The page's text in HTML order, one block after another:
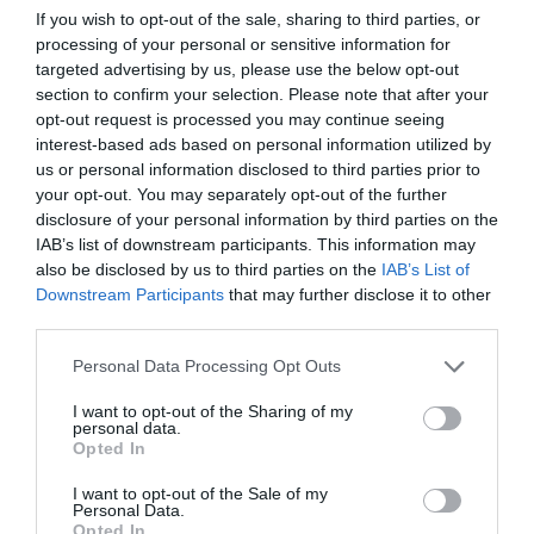
If you wish to opt-out of the sale, sharing to third parties, or
processing of your personal or sensitive information for
targeted advertising by us, please use the below opt-out
section to confirm your selection. Please note that after your
opt-out request is processed you may continue seeing
interest-based ads based on personal information utilized by
us or personal information disclosed to third parties prior to
your opt-out. You may separately opt-out of the further
disclosure of your personal information by third parties on the
IAB’s list of downstream participants. This information may
also be disclosed by us to third parties on the IAB’s List of
Downstream Participants that may further disclose it to other
Personal Data Processing Opt Outs
I want to opt-out of the Sharing of my
personal data.
Opted In
I want to opt-out of the Sale of my
Personal Data.
Opted In
Com sempre hi ha tota una colla de polítiques que
estan poc representades, com ara l’impuls a
Clouden les empreses, peça fonamental de la
competitivitat, la manca de visualització de
firsto l’èmfasi en les infraestructures i la manca
d’una concepció de l’administració com a
plataforma o arquitectures API.
Les fites són sovint molt quantitatives. Per
exemple en la digitalització de l’Administració es
parla d’un 50% dels serveis públics en app. Ara bé
part de l’administració, o fer serveis solucions més
integrals. Us imagineu fer comandes a Amazon
omplint PDFs? Jo, tampoc ... La manca de fites a
nivell qualitatiu és palesa.